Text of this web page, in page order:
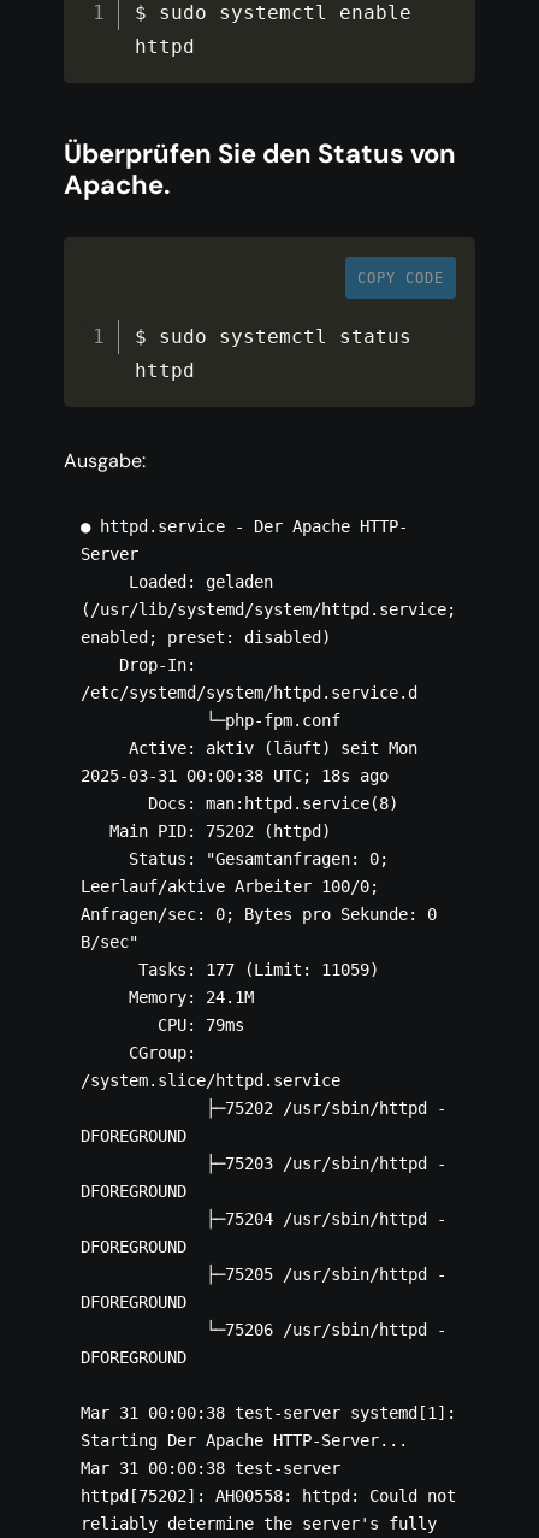
$ sudo systemctl enable
httpd
Überprüfen Sie den Status von
Apache.
COPY CODE
$ sudo systemctl status
httpd
Ausgabe:
● httpd.service - Der Apache HTTP-
Server
(/usr/lib/systemd/system/httpd.service;
enabled; preset: disabled)
/etc/systemd/system/httpd.service.d
     Active: aktiv (läuft) seit Mon
2025-03-31 00:00:38 UTC; 18s ago
   Main PID: 75202 (httpd)
Leerlauf/aktive Arbeiter 100/0;
Anfragen/sec: 0; Bytes pro Sekunde: 0
B/sec"
      Tasks: 177 (Limit: 11059)
     Memory: 24.1M
/system.slice/httpd.service
DFOREGROUND
DFOREGROUND
DFOREGROUND
DFOREGROUND
DFOREGROUND
Mar 31 00:00:38 test-server systemd[1]:
Starting Der Apache HTTP-Server...
Mar 31 00:00:38 test-server
httpd[75202]: AH00558: httpd: Could not
reliably determine the server's fully